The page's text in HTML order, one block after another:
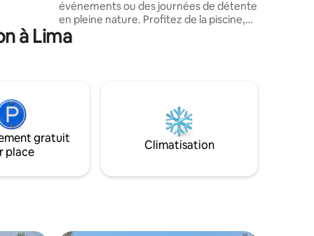
événements ou des journées de détente
en pleine nature. Profitez de la piscine,
du barbecue, du four à bois, de la cuisine
et des espaces couverts confortables. *Il
pour 3 à 4 tentes moyennes). Parfait
pour les rassemblements en famille ou
entre amis, à quelques minutes de Lima.
à Lima
gratuit
place
Climatisation